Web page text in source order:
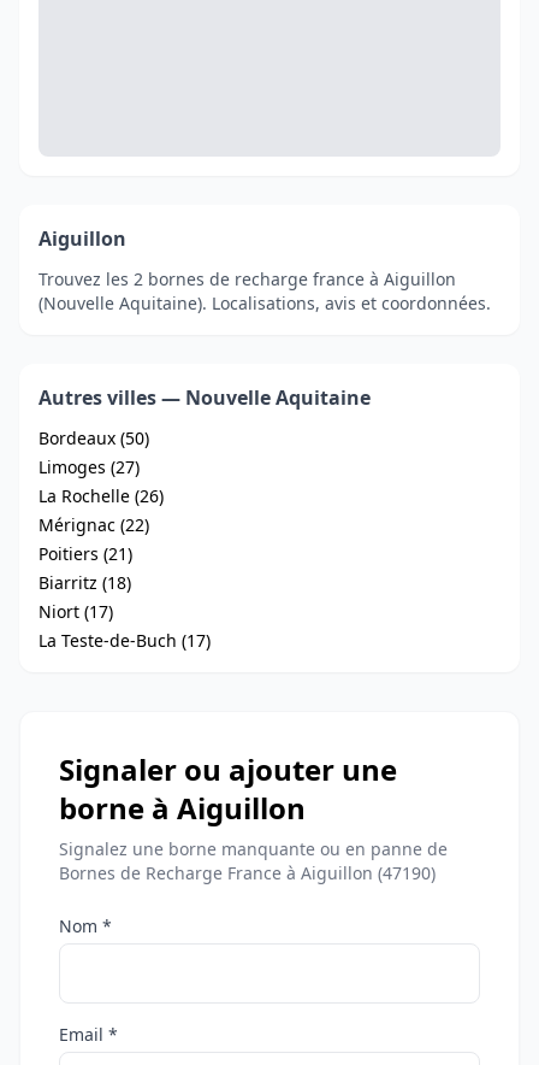
Aiguillon
Trouvez les 2 bornes de recharge france à Aiguillon
(Nouvelle Aquitaine). Localisations, avis et coordonnées.
Autres villes — Nouvelle Aquitaine
Bordeaux (50)
Limoges (27)
La Rochelle (26)
Mérignac (22)
Poitiers (21)
Biarritz (18)
Niort (17)
La Teste-de-Buch (17)
Signaler ou ajouter une
borne à Aiguillon
Signalez une borne manquante ou en panne de
Bornes de Recharge France à Aiguillon (47190)
Nom *
Email *